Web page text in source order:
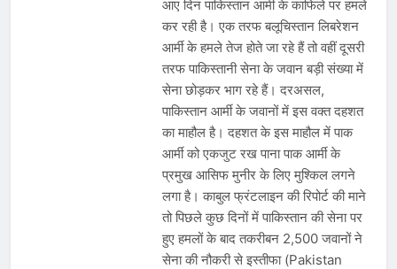
प्रदर्शन तेज़, PM आवास मार्च रोका गया,
सरकार से तीन बड़ी मांगें
August 5, 2026
सावन और आगामी त्योहारों को लेकर देशभर में
तैयारियाँ तेज़, सांस्कृतिक कार्यक्रमों और
धार्मिक आयोजनों की धूम
August 4, 2026
राष्ट्रीय हथकरघा दिवस की तैयारियाँ तेज़,
देशभर में विशेष कार्यक्रमों के जरिए भारतीय
बुनकरों और पारंपरिक वस्त्रों को मिलेगा बढ़ावा
आए दिन पाकिस्‍तान आर्मी के काफिले पर हमले
कर रही है। एक तरफ बलूचिस्तान लिबरेशन
आर्मी के हमले तेज होते जा रहे हैं तो वहीं दूसरी
तरफ पाकिस्तानी सेना के जवान बड़ी संख्या में
सेना छोड़कर भाग रहे हैं। दरअसल,
पाकिस्‍तान आर्मी के जवानों में इस वक्‍त दहशत
का माहौल है। दहशत के इस माहौल में पाक
आर्मी को एकजुट रख पाना पाक आर्मी के
प्रमुख आसिफ मुनीर के लिए मुश्किल लगने
लगा है। काबुल फ्रंटलाइन की रिपोर्ट की माने
तो पिछले कुछ दिनों में पाकिस्‍तान की सेना पर
हुए हमलों के बाद तकरीबन 2,500 जवानों ने
सेना की नौकरी से इस्तीफा (Pakistan